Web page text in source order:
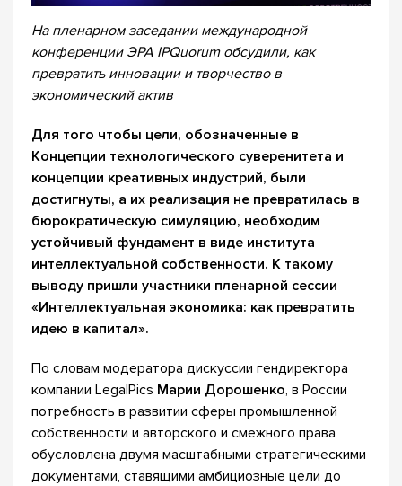
На пленарном заседании международной
конференции ЭРА IPQuorum обсудили, как
превратить инновации и творчество в
экономический актив
Для того чтобы цели, обозначенные в
Концепции технологического суверенитета и
концепции креативных индустрий, были
достигнуты, а их реализация не превратилась в
бюрократическую симуляцию, необходим
устойчивый фундамент в виде института
интеллектуальной собственности. К такому
выводу пришли участники пленарной сессии
«Интеллектуальная экономика: как превратить
идею в капитал».
По словам модератора дискуссии гендиректора
компании LegalPics Марии Дорошенко, в России
потребность в развитии сферы промышленной
собственности и авторского и смежного права
обусловлена двумя масштабными стратегическими
документами, ставящими амбициозные цели до